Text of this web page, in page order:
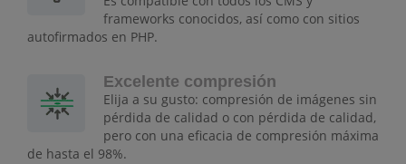
frameworks conocidos, así como con sitios
autofirmados en PHP.
Excelente compresión
Elija a su gusto: compresión de imágenes sin
pérdida de calidad o con pérdida de calidad,
pero con una eficacia de compresión máxima
de hasta el 98%.